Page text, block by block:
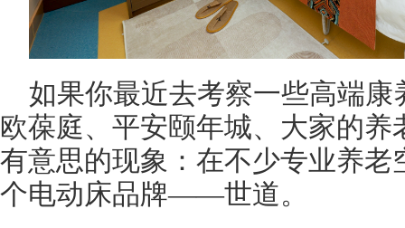
如果你最近去考察一些高端
欧葆庭、平安颐年城、大家的
有意思的现象：在不少专业养
个电动床品牌——世道。